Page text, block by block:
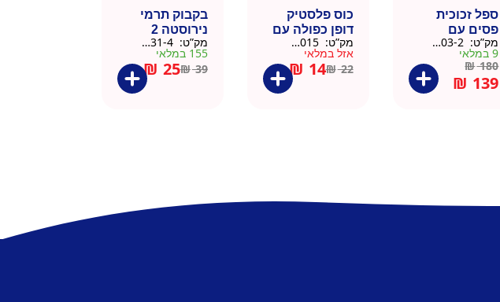
ספל זכוכית
פסים עם
תחתית וידית עץ
– מארז 2 יח
מק”ט:
9 במלאי
₪180
₪ 139
כוס פלסטיק
דופן כפולה עם
קשית
מק”ט: 9911015
אזל במלאי
₪22
₪ 14
בקבוק תרמי
נירוסטה 2
פקקים 500 מל
– כסוף קלאסי
מק”ט: 9901031-4
155 במלאי
₪39
₪ 25